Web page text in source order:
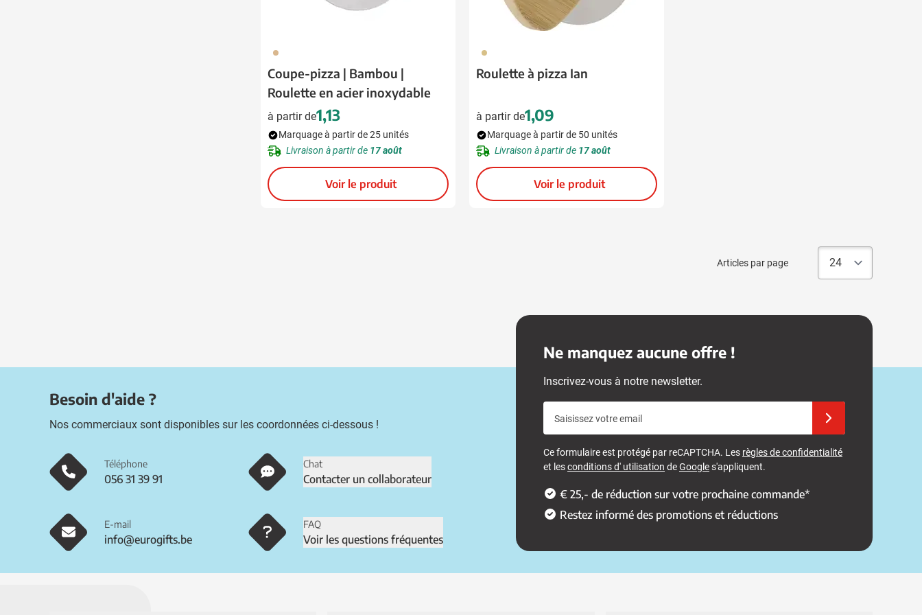
945
Coupe-pizza | Bambou |
Roulette en acier inoxydable
à partir de1,13
Marquage à partir de 25 unités
Livraison à partir de 17 août
Voir le produit
011
Roulette à pizza Ian
à partir de1,09
Marquage à partir de 50 unités
Livraison à partir de 17 août
Voir le produit
Articles par page
Besoin d'aide ?
Nos commerciaux sont disponibles sur les coordonnées ci-dessous !
Téléphone
056 31 39 91
Chat
Contacter un collaborateur
E-mail
info@eurogifts.be
FAQ
Voir les questions fréquentes
Ne manquez aucune offre !
Inscrivez-vous à notre newsletter.
Ce formulaire est protégé par reCAPTCHA. Les règles de confidentialité
et lesconditions d' utilisation deGoogles'appliquent.
€ 25,- de réduction sur votre prochaine commande*
Restez informé des promotions et réductions